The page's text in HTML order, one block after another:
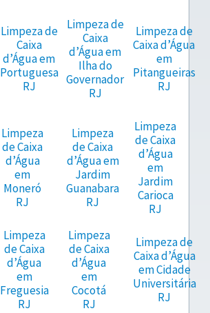
Limpeza de
Caixa
d’Água em
Portuguesa
RJ
Limpeza de
Caixa
d’Água em
Ilha do
Governador
RJ
Limpeza de
Caixa d’Água
em
Pitangueiras
RJ
Limpeza
de Caixa
d’Água
em
Moneró
RJ
Limpeza
de Caixa
d’Água em
Jardim
Guanabara
RJ
Limpeza
de Caixa
d’Água
em
Jardim
Carioca
RJ
Limpeza
de Caixa
d’Água
em
Freguesia
RJ
Limpeza
de Caixa
d’Água
em
Cocotá
RJ
Limpeza de
Caixa d’Água
em Cidade
Universitária
RJ